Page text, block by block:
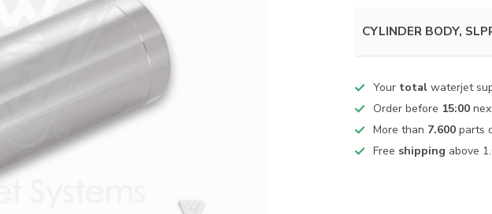
CYLINDER BODY,
Your total waterjet
Order before 15:00
More than 7.600 parts
Free shipping above